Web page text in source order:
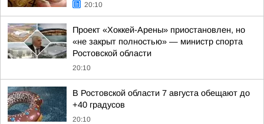
20:10
Проект «Хоккей-Арены» приостановлен, но
«не закрыт полностью» — министр спорта
Ростовской области
20:10
В Ростовской области 7 августа обещают до
+40 градусов
20:10